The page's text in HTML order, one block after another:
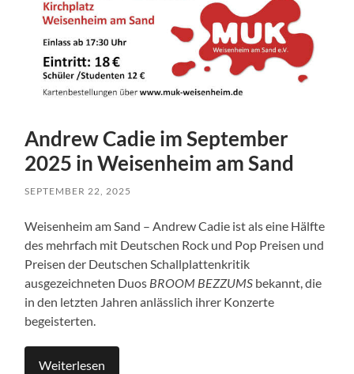
Andrew Cadie im September
2025 in Weisenheim am Sand
SEPTEMBER 22, 2025
Weisenheim am Sand – Andrew Cadie ist als eine Hälfte
des mehrfach mit Deutschen Rock und Pop Preisen und
Preisen der Deutschen Schallplattenkritik
ausgezeichneten Duos BROOM BEZZUMS bekannt, die
in den letzten Jahren anlässlich ihrer Konzerte
begeisterten.
Weiterlesen